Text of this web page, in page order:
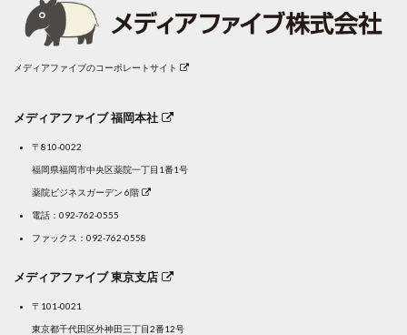
メディアファイブのコーポレートサイト
メディアファイブ 福岡本社
〒810-0022
福岡県福岡市中央区薬院一丁目1番1号
薬院ビジネスガーデン 6階
電話： 092-762-0555
ファックス：092-762-0558
メディアファイブ 東京支店
〒101-0021
東京都千代田区外神田三丁目2番12号